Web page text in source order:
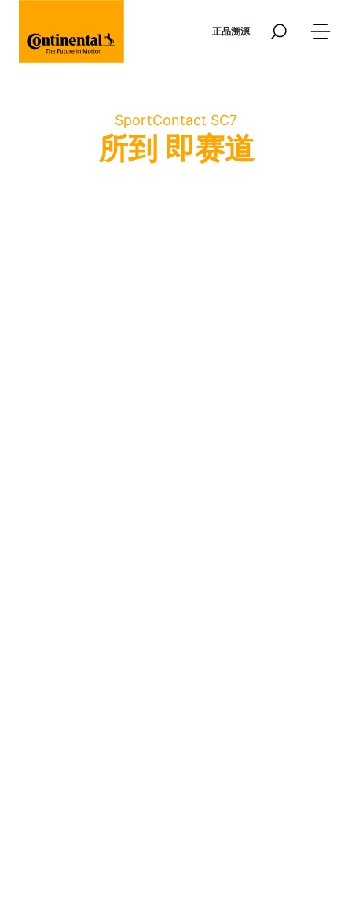
正品溯源
SportContact SC7
所到 即赛道